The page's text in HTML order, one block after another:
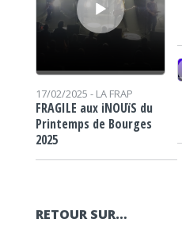
17/02/2025 - LA FRAP
FRAGILE aux iNOUïS du
Printemps de Bourges
2025
RETOUR SUR…